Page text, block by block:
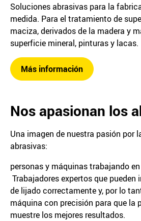
Soluciones abrasivas para la
medida. Para el tratamiento de
maciza, derivados de la madera y
superficie mineral, pinturas y lacas.
Más información
Nos apasionan los
Una imagen de nuestra pasión por
abrasivas:
personas y máquinas trabajando
Trabajadores expertos que pueden
de lijado correctamente y, por lo
máquina con precisión para que la
muestre los mejores resultados.